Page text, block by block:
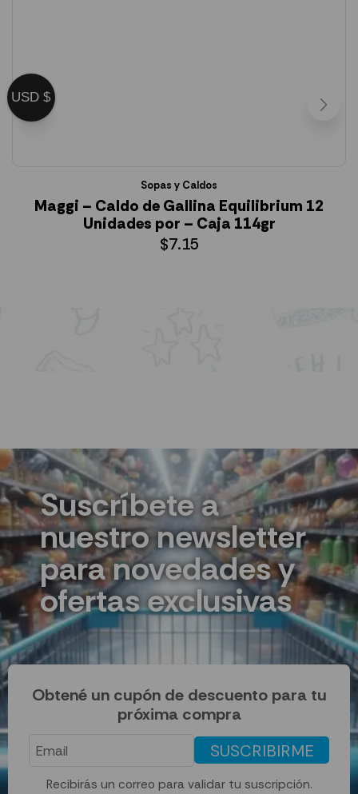
Sopas y Caldos
Maggi – Caldo de Gallina Equilibrium 12
Unidades por – Caja 114gr
$7.15
Suscríbete a
nuestro newsletter
para novedades y
ofertas exclusivas
Obtené un cupón de descuento para tu
próxima compra
SUSCRIBIRME
Recibirás un correo para validar tu suscripción.
USD $